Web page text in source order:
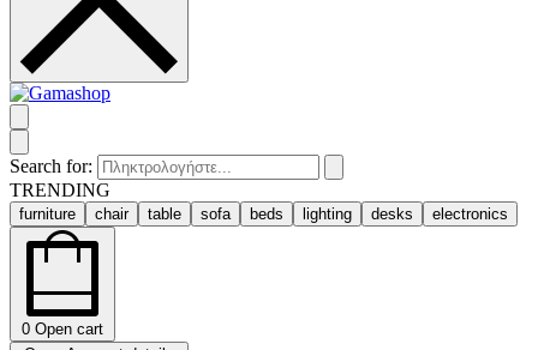
Search for:
TRENDING
furniture chair table sofa beds lighting desks electronics
0 Open cart